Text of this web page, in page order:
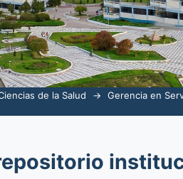
de la Salud → Gerencia en